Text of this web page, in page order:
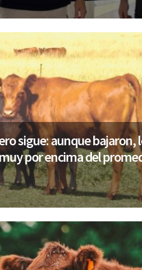
sigue: aunque bajaron,
por encima del